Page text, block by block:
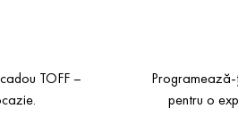
TOFF –
Programează-
pentru o